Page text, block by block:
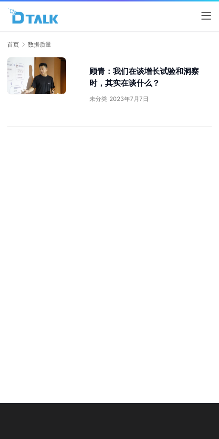
首页 数据质量
顾青：我们在谈增长试验和洞察
时，其实在谈什么？
未分类 2023年7月7日